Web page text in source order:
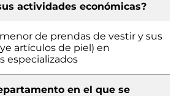
actividades económicas?
de prendas de vestir y sus
artículos de piel) en
especializados
en el que se